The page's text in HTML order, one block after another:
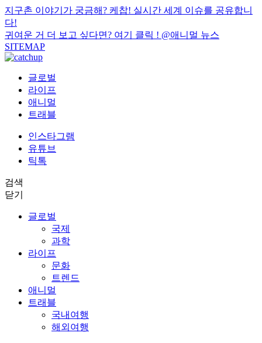
지구촌 이야기가 궁금해? 케찹! 실시간 세계 이슈를 공유합니
다!
귀여운 거 더 보고 싶다면? 여기 클릭 ! @애니멀 뉴스
SITEMAP
글로벌
라이프
애니멀
트래블
인스타그램
유튜브
틱톡
검색
닫기
글로벌
국제
과학
라이프
문화
트렌드
애니멀
트래블
국내여행
해외여행